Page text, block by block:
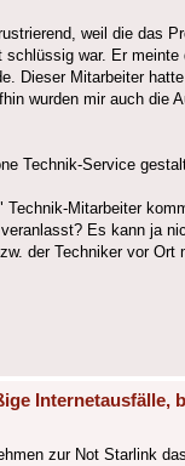
weil die das
war. Er
Dieser Mitarbeiter
wurden mir auch
Technik-Service
Mitarbeiter
Es kann ja
der Techniker vor
Internetausfälle,
zur Not Starlink